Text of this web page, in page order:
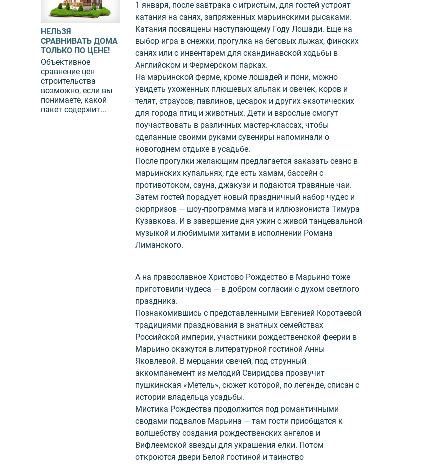
НЕЛЬЗЯ
СРАВНИВАТЬ ДОМА
ТОЛЬКО ПО ЦЕНЕ!
Объективное
сравнение цен
строительства
возможно, если вы
понимаете, какой
пакет содержит...
1 января, после завтрака с игристым, для гостей устроят
катания на санях, запряженных марьинскими рысаками.
Катания посвящены наступающему Году Лошади. Еще на
выбор игра в снежки, прогулка на беговых лыжах, финских
санях или с инвентарем для скандинавской ходьбы в
Английском и Фермерском парках.
На марьинской ферме, кроме лошадей и пони, можно
увидеть ухоженных плюшевых альпак и овечек, коров и
телят, страусов, павлинов, цесарок и других экзотических
для города птиц и животных. Дети и взрослые смогут
поучаствовать в различных мастер-классах, чтобы
сделанные своими руками сувениры напоминали о
новогоднем отдыхе в усадьбе.
После прогулки желающим предлагается заказать сеанс в
марьинских купальнях, где есть хамам, бассейн с
противотоком, сауна, джакузи и подаются травяные чаи.
Затем гостей порадует новый праздничный набор чудес и
сюрпризов — шоу-программа мага и иллюзиониста Тимура
Кузавкова. И в завершение дня ужин с живой танцевальной
музыкой и любимыми хитами в исполнении Романа
Лиманского.
А на православное Христово Рождество в Марьино тоже
приготовили чудеса — в добром согласии с духом светлого
праздника.
Познакомившись с представленными Евгенией Коротаевой
традициями празднования в знатных семействах
Российской империи, участники рождественской феерии в
Марьино окажутся в литературной гостиной Анны
Яковлевой. В мерцании свечей, под струнный
аккомпанемент из мелодий Свиридова прозвучит
пушкинская «Метель», сюжет которой, по легенде, списан с
истории владельца усадьбы.
Мистика Рождества продолжится под романтичными
сводами подвалов Марьина — там гости приобщатся к
волшебству создания рождественских ангелов и
Вифлеемской звезды для украшения елки. Потом
откроются двери Белой гостиной и таинство